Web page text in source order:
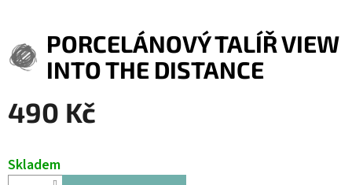
PORCELÁNOVÝ TALÍŘ VIEW
INTO THE DISTANCE
490 Kč
Skladem